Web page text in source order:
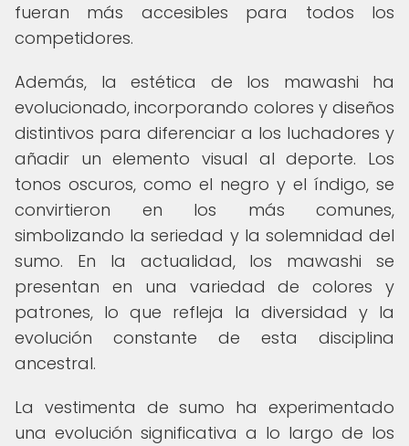
fueran más accesibles para todos los
competidores.
Además, la estética de los mawashi ha
evolucionado, incorporando colores y diseños
distintivos para diferenciar a los luchadores y
añadir un elemento visual al deporte. Los
tonos oscuros, como el negro y el índigo, se
convirtieron en los más comunes,
simbolizando la seriedad y la solemnidad del
sumo. En la actualidad, los mawashi se
presentan en una variedad de colores y
patrones, lo que refleja la diversidad y la
evolución constante de esta disciplina
ancestral.
La vestimenta de sumo ha experimentado
una evolución significativa a lo largo de los